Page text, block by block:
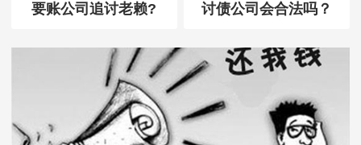
要账公司追讨老赖? 讨债公司会合法吗？